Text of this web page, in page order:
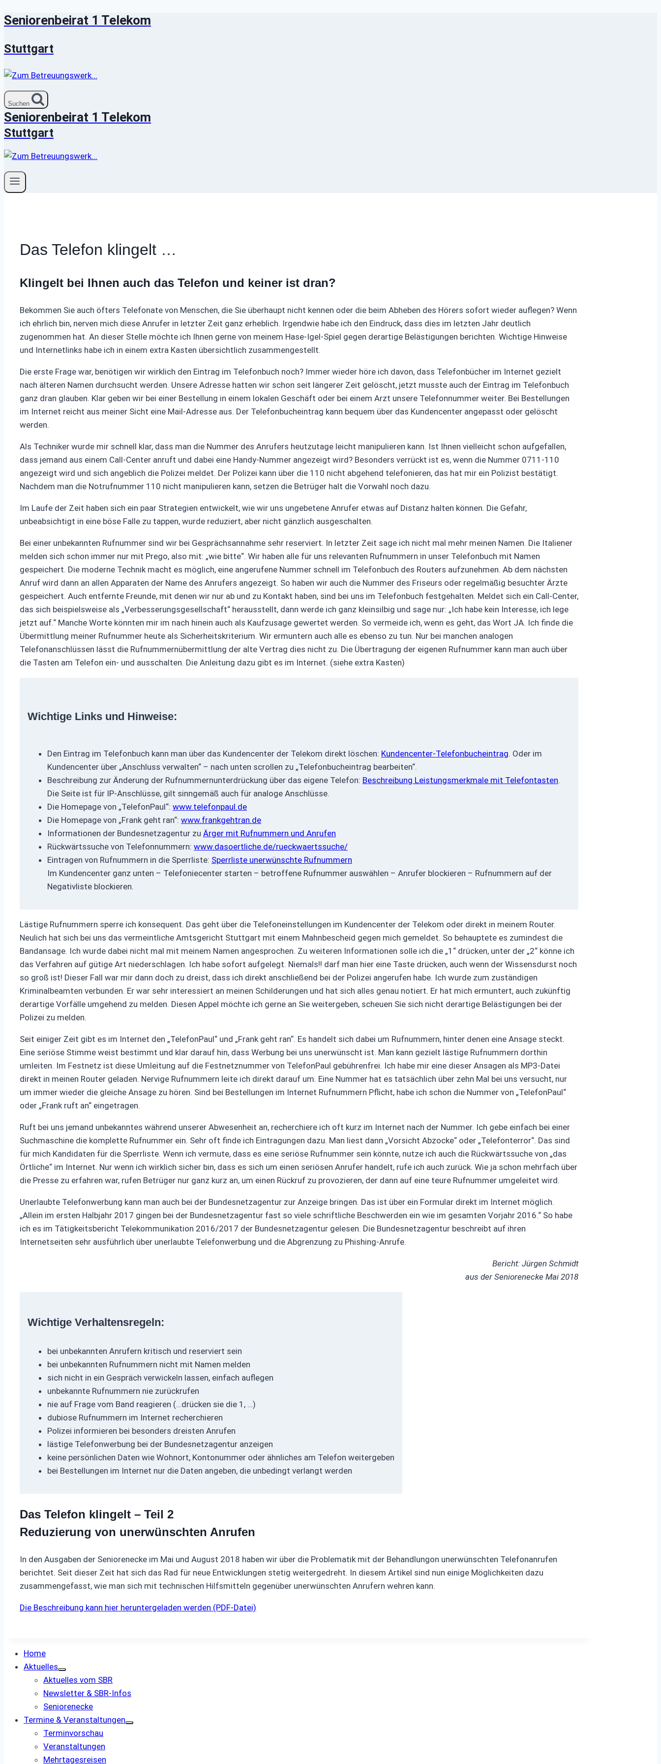
Zum
springen
Seniorenbeirat 1 Telekom
Stuttgart
Suchen
Seniorenbeirat 1 Telekom
Stuttgart
Das Telefon klingelt …
Klingelt bei Ihnen auch das Telefon und keiner ist dran?
Bekommen Sie auch öfters Telefonate von Menschen, die Sie überhaupt nicht kennen oder die beim Abheben des Hörers sofort wieder auflegen? Wenn
ich ehrlich bin, nerven mich diese Anrufer in letzter Zeit ganz erheblich. Irgendwie habe ich den Eindruck, dass dies im letzten Jahr deutlich
zugenommen hat. An dieser Stelle möchte ich Ihnen gerne von meinem Hase-Igel-Spiel gegen derartige Belästigungen berichten. Wichtige Hinweise
und Internetlinks habe ich in einem extra Kasten übersichtlich zusammengestellt.
Die erste Frage war, benötigen wir wirklich den Eintrag im Telefonbuch noch? Immer wieder höre ich davon, dass Telefonbücher im Internet gezielt
nach älteren Namen durchsucht werden. Unsere Adresse hatten wir schon seit längerer Zeit gelöscht, jetzt musste auch der Eintrag im Telefonbuch
ganz dran glauben. Klar geben wir bei einer Bestellung in einem lokalen Geschäft oder bei einem Arzt unsere Telefonnummer weiter. Bei Bestellungen
im Internet reicht aus meiner Sicht eine Mail-Adresse aus. Der Telefonbucheintrag kann bequem über das Kundencenter angepasst oder gelöscht
werden.
Als Techniker wurde mir schnell klar, dass man die Nummer des Anrufers heutzutage leicht manipulieren kann. Ist Ihnen vielleicht schon aufgefallen,
dass jemand aus einem Call-Center anruft und dabei eine Handy-Nummer angezeigt wird? Besonders verrückt ist es, wenn die Nummer 0711-110
angezeigt wird und sich angeblich die Polizei meldet. Der Polizei kann über die 110 nicht abgehend telefonieren, das hat mir ein Polizist bestätigt.
Nachdem man die Notrufnummer 110 nicht manipulieren kann, setzen die Betrüger halt die Vorwahl noch dazu.
Im Laufe der Zeit haben sich ein paar Strategien entwickelt, wie wir uns ungebetene Anrufer etwas auf Distanz halten können. Die Gefahr,
unbeabsichtigt in eine böse Falle zu tappen, wurde reduziert, aber nicht gänzlich ausgeschalten.
Bei einer unbekannten Rufnummer sind wir bei Gesprächsannahme sehr reserviert. In letzter Zeit sage ich nicht mal mehr meinen Namen. Die Italiener
melden sich schon immer nur mit Prego, also mit: „wie bitte“. Wir haben alle für uns relevanten Rufnummern in unser Telefonbuch mit Namen
gespeichert. Die moderne Technik macht es möglich, eine angerufene Nummer schnell im Telefonbuch des Routers aufzunehmen. Ab dem nächsten
Anruf wird dann an allen Apparaten der Name des Anrufers angezeigt. So haben wir auch die Nummer des Friseurs oder regelmäßig besuchter Ärzte
gespeichert. Auch entfernte Freunde, mit denen wir nur ab und zu Kontakt haben, sind bei uns im Telefonbuch festgehalten. Meldet sich ein Call-Center,
das sich beispielsweise als „Verbesserungsgesellschaft“ herausstellt, dann werde ich ganz kleinsilbig und sage nur: „Ich habe kein Interesse, ich lege
jetzt auf.“ Manche Worte könnten mir im nach hinein auch als Kaufzusage gewertet werden. So vermeide ich, wenn es geht, das Wort JA. Ich finde die
Übermittlung meiner Rufnummer heute als Sicherheitskriterium. Wir ermuntern auch alle es ebenso zu tun. Nur bei manchen analogen
Telefonanschlüssen lässt die Rufnummernübermittlung der alte Vertrag dies nicht zu. Die Übertragung der eigenen Rufnummer kann man auch über
die Tasten am Telefon ein- und ausschalten. Die Anleitung dazu gibt es im Internet. (siehe extra Kasten)
Wichtige Links und Hinweise:
Den Eintrag im Telefonbuch kann man über das Kundencenter der Telekom direkt löschen: Kundencenter-Telefonbucheintrag. Oder im
Kundencenter über „Anschluss verwalten“ – nach unten scrollen zu „Telefonbucheintrag bearbeiten“.
Beschreibung zur Änderung der Rufnummernunterdrückung über das eigene Telefon: Beschreibung Leistungsmerkmale mit Telefontasten.
Die Seite ist für IP-Anschlüsse, gilt sinngemäß auch für analoge Anschlüsse.
Die Homepage von „TelefonPaul“: www.telefonpaul.de
Die Homepage von „Frank geht ran“: www.frankgehtran.de
Informationen der Bundesnetzagentur zu Ärger mit Rufnummern und Anrufen
Rückwärtssuche von Telefonnummern: www.dasoertliche.de/rueckwaertssuche/
Eintragen von Rufnummern in die Sperrliste: Sperrliste unerwünschte Rufnummern
Im Kundencenter ganz unten – Telefoniecenter starten – betroffene Rufnummer auswählen – Anrufer blockieren – Rufnummern auf der
Negativliste blockieren.
Lästige Rufnummern sperre ich konsequent. Das geht über die Telefoneinstellungen im Kundencenter der Telekom oder direkt in meinem Router.
Neulich hat sich bei uns das vermeintliche Amtsgericht Stuttgart mit einem Mahnbescheid gegen mich gemeldet. So behauptete es zumindest die
Bandansage. Ich wurde dabei nicht mal mit meinem Namen angesprochen. Zu weiteren Informationen solle ich die „1“ drücken, unter der „2“ könne ich
das Verfahren auf gütige Art niederschlagen. Ich habe sofort aufgelegt. Niemals!! darf man hier eine Taste drücken, auch wenn der Wissensdurst noch
so groß ist! Dieser Fall war mir dann doch zu dreist, dass ich direkt anschließend bei der Polizei angerufen habe. Ich wurde zum zuständigen
Kriminalbeamten verbunden. Er war sehr interessiert an meinen Schilderungen und hat sich alles genau notiert. Er hat mich ermuntert, auch zukünftig
derartige Vorfälle umgehend zu melden. Diesen Appel möchte ich gerne an Sie weitergeben, scheuen Sie sich nicht derartige Belästigungen bei der
Polizei zu melden.
Seit einiger Zeit gibt es im Internet den „TelefonPaul“ und „Frank geht ran“. Es handelt sich dabei um Rufnummern, hinter denen eine Ansage steckt.
Eine seriöse Stimme weist bestimmt und klar darauf hin, dass Werbung bei uns unerwünscht ist. Man kann gezielt lästige Rufnummern dorthin
umleiten. Im Festnetz ist diese Umleitung auf die Festnetznummer von TelefonPaul gebührenfrei. Ich habe mir eine dieser Ansagen als MP3-Datei
direkt in meinen Router geladen. Nervige Rufnummern leite ich direkt darauf um. Eine Nummer hat es tatsächlich über zehn Mal bei uns versucht, nur
um immer wieder die gleiche Ansage zu hören. Sind bei Bestellungen im Internet Rufnummern Pflicht, habe ich schon die Nummer von „TelefonPaul“
oder „Frank ruft an“ eingetragen.
Ruft bei uns jemand unbekanntes während unserer Abwesenheit an, recherchiere ich oft kurz im Internet nach der Nummer. Ich gebe einfach bei einer
Suchmaschine die komplette Rufnummer ein. Sehr oft finde ich Eintragungen dazu. Man liest dann „Vorsicht Abzocke“ oder „Telefonterror“. Das sind
für mich Kandidaten für die Sperrliste. Wenn ich vermute, dass es eine seriöse Rufnummer sein könnte, nutze ich auch die Rückwärtssuche von „das
Örtliche“ im Internet. Nur wenn ich wirklich sicher bin, dass es sich um einen seriösen Anrufer handelt, rufe ich auch zurück. Wie ja schon mehrfach über
die Presse zu erfahren war, rufen Betrüger nur ganz kurz an, um einen Rückruf zu provozieren, der dann auf eine teure Rufnummer umgeleitet wird.
Unerlaubte Telefonwerbung kann man auch bei der Bundesnetzagentur zur Anzeige bringen. Das ist über ein Formular direkt im Internet möglich.
„Allein im ersten Halbjahr 2017 gingen bei der Bundesnetzagentur fast so viele schriftliche Beschwerden ein wie im gesamten Vorjahr 2016.“ So habe
ich es im Tätigkeitsbericht Telekommunikation 2016/2017 der Bundesnetzagentur gelesen. Die Bundesnetzagentur beschreibt auf ihren
Internetseiten sehr ausführlich über unerlaubte Telefonwerbung und die Abgrenzung zu Phishing-Anrufe.
Bericht: Jürgen Schmidt
aus der Seniorenecke Mai 2018
Wichtige Verhaltensregeln:
bei unbekannten Anrufern kritisch und reserviert sein
bei unbekannten Rufnummern nicht mit Namen melden
sich nicht in ein Gespräch verwickeln lassen, einfach auflegen
unbekannte Rufnummern nie zurückrufen
nie auf Frage vom Band reagieren (…drücken sie die 1, …)
dubiose Rufnummern im Internet recherchieren
Polizei informieren bei besonders dreisten Anrufen
lästige Telefonwerbung bei der Bundesnetzagentur anzeigen
keine persönlichen Daten wie Wohnort, Kontonummer oder ähnliches am Telefon weitergeben
bei Bestellungen im Internet nur die Daten angeben, die unbedingt verlangt werden
Das Telefon klingelt – Teil 2
Reduzierung von unerwünschten Anrufen
In den Ausgaben der Seniorenecke im Mai und August 2018 haben wir über die Problematik mit der Behandlungon unerwünschten Telefonanrufen
berichtet. Seit dieser Zeit hat sich das Rad für neue Entwicklungen stetig weitergedreht. In diesem Artikel sind nun einige Möglichkeiten dazu
zusammengefasst, wie man sich mit technischen Hilfsmitteln gegenüber unerwünschten Anrufern wehren kann.
Die Beschreibung kann hier heruntergeladen werden (PDF-Datei)
Home
Aktuelles
Aktuelles vom SBR
Newsletter & SBR-Infos
Seniorenecke
Termine & Veranstaltungen
Terminvorschau
Veranstaltungen
Mehrtagesreisen